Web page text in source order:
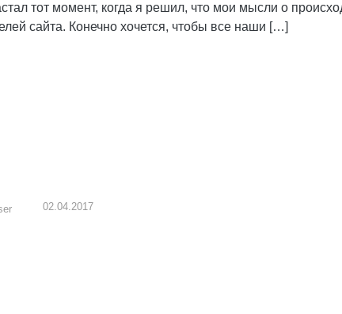
тот момент, когда я решил, что мои мысли о
сайта. Конечно хочется, чтобы все наши […]
02.04.2017